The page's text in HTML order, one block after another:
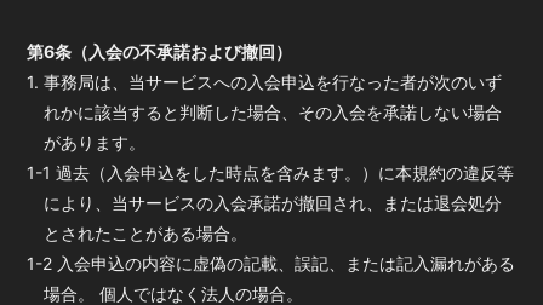
第6条（入会の不承諾および撤回）
1. 事務局は、当サービスへの入会申込を行なった者が次のいず
れかに該当すると判断した場合、その入会を承諾しない場合
があります。
1-1 過去（入会申込をした時点を含みます。）に本規約の違反等
により、当サービスの入会承諾が撤回され、または退会処分
とされたことがある場合。
1-2 入会申込の内容に虚偽の記載、誤記、または記入漏れがある
場合。 個人ではなく法人の場合。